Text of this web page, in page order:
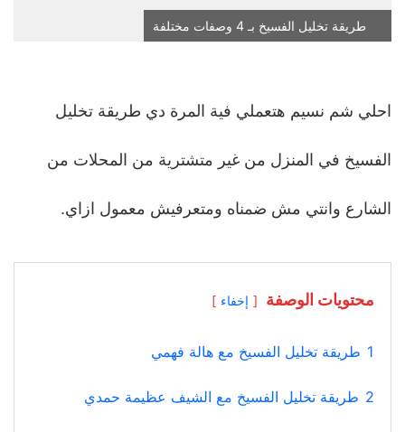
طريقة تخليل الفسيخ بـ 4 وصفات مختلفة
احلي شم نسيم هتعملي فية المرة دي طريقة تخليل
الفسيخ في المنزل من غير متشترية من المحلات من
الشارع وانتي مش ضمناه ومتعرفيش معمول ازاي.
محتويات الوصفة إخفاء
1 طريقة تخليل الفسيخ مع هالة فهمي
2 طريقة تخليل الفسيخ مع الشيف عظيمة حمدي